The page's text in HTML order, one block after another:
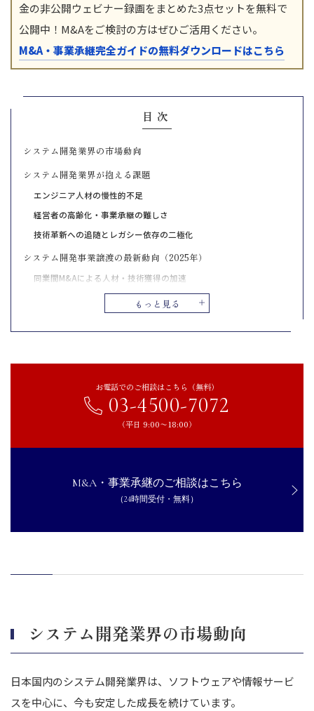
金の非公開ウェビナー録画をまとめた3点セットを無料で
公開中！M&Aをご検討の方はぜひご活用ください。
M&A・事業承継完全ガイドの無料ダウンロードはこちら
目次
もっと見る
システム開発業界の市場動向
システム開発業界が抱える課題
エンジニア人材の慢性的不足
経営者の高齢化・事業承継の難しさ
技術革新への追随とレガシー依存の二極化
システム開発事業譲渡の最新動向（2025年）
同業間M&Aによる人材・技術獲得の加速
異業種によるシステム企業の買収・内製化の動き
従業員待遇の改善とスキル環境の充実
技術資産を評価され現金化可能
企業文化や開発方針の摩擦・混乱
知的財産やソフトウェア資産の権利トラブル
段階的かつ計画的なPMI戦略の立案
従業員・取引先への丁寧な説明と信頼醸成
と
お電話でのご相談はこちら（無料）
03-4500-7072
（平日 9:00〜18:00）
M&A・事業承継のご相談はこちら
（24時間受付・無料）
システム開発業界の市場動向
日本国内のシステム開発業界は、ソフトウェアや情報サービ
スを中心に、今も安定した成長を続けています。